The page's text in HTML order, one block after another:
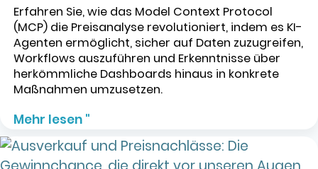
Erfahren Sie, wie das Model Context Protocol
(MCP) die Preisanalyse revolutioniert, indem es KI-
Agenten ermöglicht, sicher auf Daten zuzugreifen,
Workflows auszuführen und Erkenntnisse über
herkömmliche Dashboards hinaus in konkrete
Maßnahmen umzusetzen.
Mehr lesen "